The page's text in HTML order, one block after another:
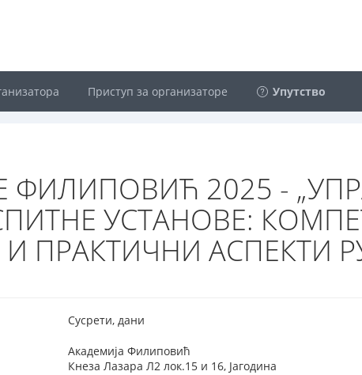
Приступ за организаторе Упутство
ФИЛИПОВИЋ 2025 -
УСТАНОВЕ:
ПРАКТИЧНИ АСПЕКТИ
Сусрети, дани
Академија Филиповић
Кнеза Лазара Л2 лок.15 и 16, Јагодина